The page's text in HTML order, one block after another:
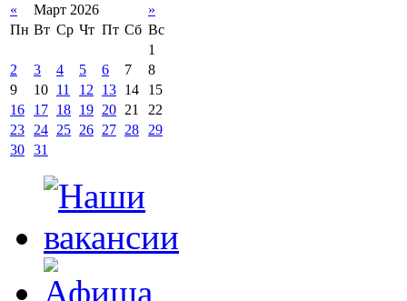
« Март 2026
»
Пн Вт Ср Чт Пт Сб Вс
1
2
3 4 5 6 7
8
9
10 11 12 13 14
15
16
17 18 19 20 21
22
23
24 25 26 27 28
29
30 31